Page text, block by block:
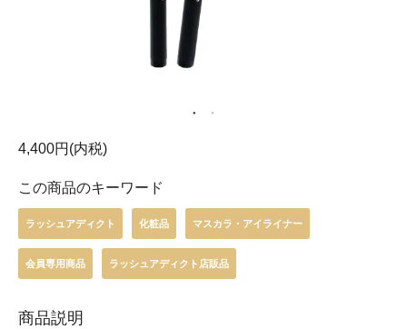
4,400円(内税)
この商品のキーワード
ラッシュアディクト 化粧品 マスカラ・アイライナー
会員専用商品 ラッシュアディクト店販品
商品説明